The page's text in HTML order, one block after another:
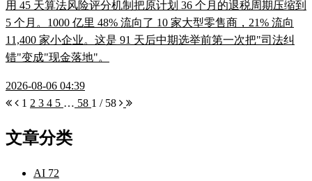
用 45 天算法风险评分机制把原计划 36 个月的退税周期压缩到
5 个月。1000 亿里 48% 流向了 10 家大型零售商，21% 流向
11,400 家小企业。这是 91 天后中期选举前第一次把"司法纠
错"变成"现金落地"。
2026-08-06 04:39
1 2 3 4 5 … 58 1 / 58
文章分类
AI 72